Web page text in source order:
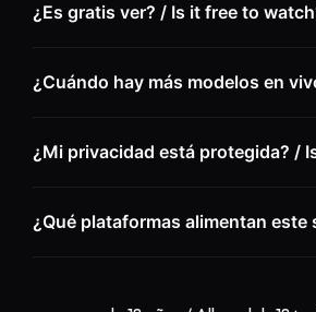
¿Es gratis ver? / Is it free to
¿Cuándo hay más modelos en
¿Mi privacidad está protegida? /
¿Qué plataformas alimentan